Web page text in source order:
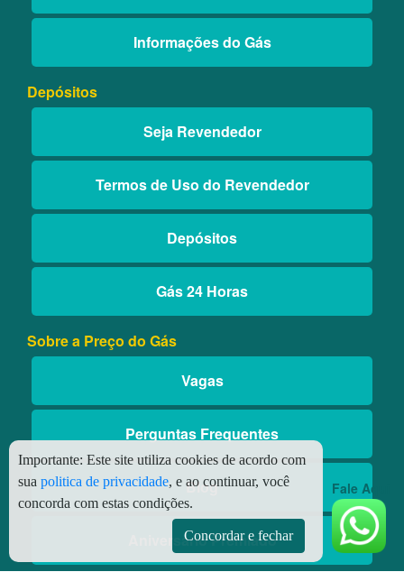
Fale Aqui
Informações do Gás
Depósitos
Seja Revendedor
Termos de Uso do Revendedor
Depósitos
Gás 24 Horas
Sobre a Preço do Gás
Vagas
Perguntas Frequentes
Blog
Aniversário Premiado
Importante: Este site utiliza cookies de acordo com
sua politica de privacidade, e ao continuar, você
concorda com estas condições.
Concordar e fechar